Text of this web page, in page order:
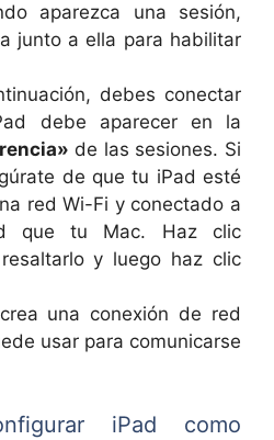
aparezca una sesión,
junto a ella para habilitar
debes conectar
debe aparecer en la
de las sesiones. Si
de que tu iPad esté
red Wi-Fi y conectado a
que tu Mac. Haz clic
y luego haz clic
una conexión de red
usar para comunicarse
iPad como